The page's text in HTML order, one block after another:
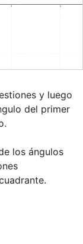
y luego
del primer
los ángulos